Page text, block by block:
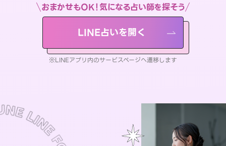
おまかせもOK！気になる占い師を探そう
LINE占いを開く
※LINEアプリ内のサービスページへ遷移します